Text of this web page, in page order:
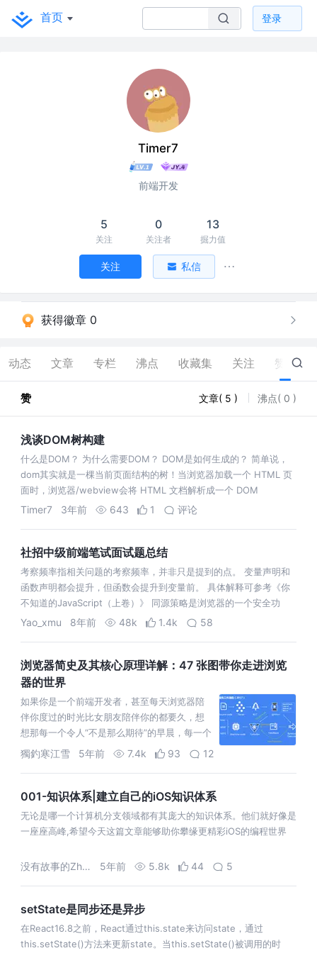
首页 登录
Timer7
前端开发
5
关注
0
关注者
13
掘力值
关注 私信
获得徽章 0
动态 文章 专栏 沸点 收藏集 关注 赞 5
赞 文章( 5 ) 沸点( 0 )
浅谈DOM树构建
什么是DOM？ 为什么需要DOM？ DOM是如何生成的？ 简单说，
dom其实就是一棵当前页面结构的树！当浏览器加载一个 HTML 页
面时，浏览器/webview会将 HTML 文档解析成一个 DOM
Timer7 3年前 643 1 评论
社招中级前端笔试面试题总结
考察频率指相关问题的考察频率，并非只是提到的点。 变量声明和
函数声明都会提升，但函数会提升到变量前。 具体解释可参考《你
不知道的JavaScript（上卷）》 同源策略是浏览器的一个安全功
能，不同源的客户端脚本在没有明确授权的情况下，不能读写对方资
Yao_xmu 8年前 48k 1.4k 58
浏览器简史及其核心原理详解：47 张图带你走进浏览
器的世界
如果你是一个前端开发者，甚至每天浏览器陪
伴你度过的时光比女朋友陪伴你的都要久，想
想那每一个令人“不是那么期待”的早晨，每一个
争分夺秒完成任务的黄昏，只有浏览器和编辑
獨釣寒江雪 5年前 7.4k 93 12
001-知识体系|建立自己的iOS知识体系
无论是哪一个计算机分支领域都有其庞大的知识体系。他们就好像是
一座座高峰,希望今天这篇文章能够助你攀缘更精彩iOS的编程世界
没有故事的Zhang同学 5年前 5.8k 44 5
setState是同步还是异步
在React16.8之前，React通过this.state来访问state，通过
this.setState()方法来更新state。当this.setState()被调用的时